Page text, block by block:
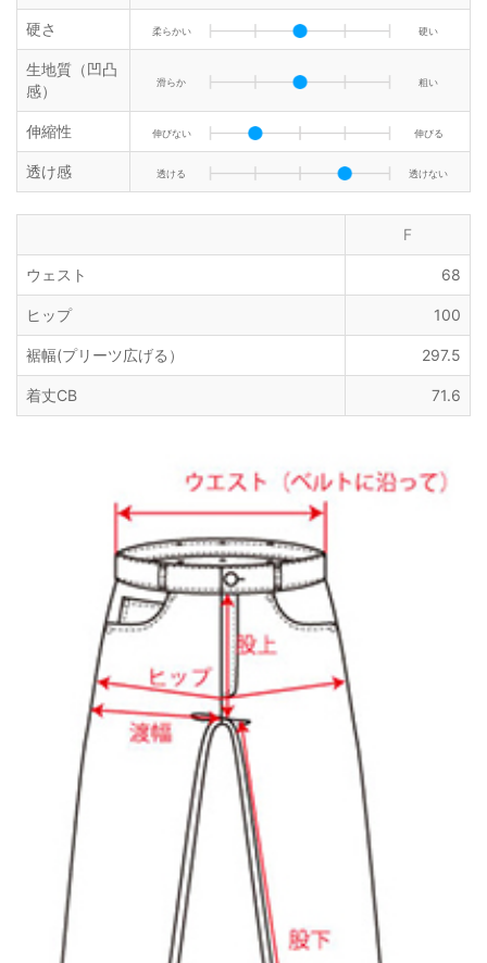
硬さ 柔らかい 硬い
生地質（凹凸
感）
滑らか 粗い
伸縮性 伸びない 伸びる
透け感 透ける 透けない
F
ウェスト 68
ヒップ 100
裾幅(プリーツ広げる） 297.5
着丈CB 71.6